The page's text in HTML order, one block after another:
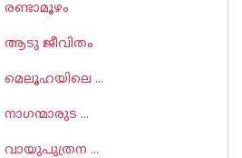
രണ്ടാമൂഴം
ആടു ജീവിതം
മെലൂഹയിലെ ...
നാഗന്മാരുട ...
വായുപുത്രന ...